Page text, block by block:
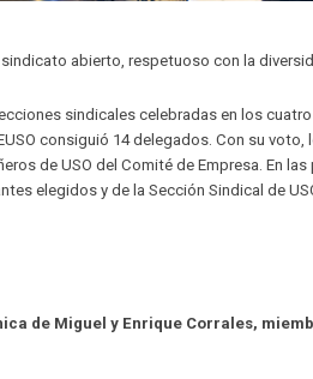
sindicato abierto, respetuoso con la
sindicales celebradas en los
consiguió 14 delegados. Con su
de USO del Comité de Empresa. En
elegidos y de la Sección Sindical de
de Miguel y Enrique Corrales,